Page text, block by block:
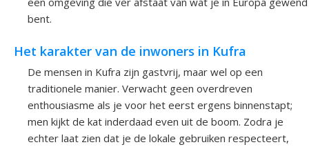
bent.
Het karakter van de inwoners in Kufra
De mensen in Kufra zijn gastvrij, maar wel op een
traditionele manier. Verwacht geen overdreven
enthousiasme als je voor het eerst ergens binnenstapt;
men kijkt de kat inderdaad even uit de boom. Zodra je
echter laat zien dat je de lokale gebruiken respecteert,